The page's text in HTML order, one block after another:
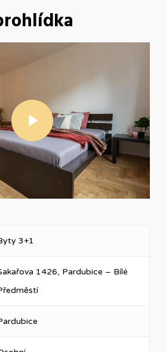
Play Video
3+1
1426, Pardubice – Bílé